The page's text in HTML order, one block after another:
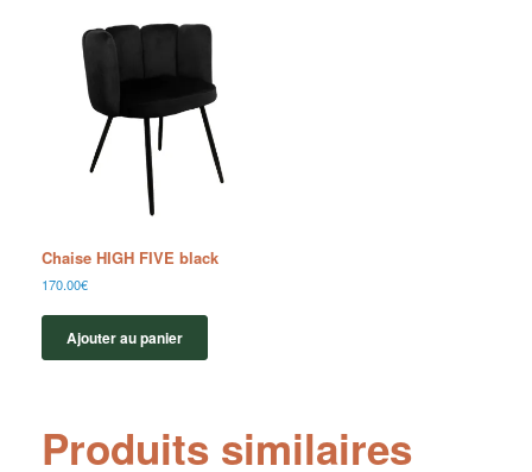
Chaise HIGH FIVE black
170.00€
Ajouter au panier
Produits similaires